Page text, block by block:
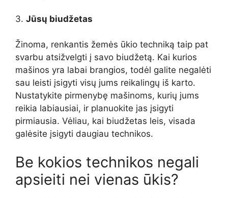
3. Jūsų biudžetas
Žinoma, renkantis žemės ūkio techniką taip pat
svarbu atsižvelgti į savo biudžetą. Kai kurios
mašinos yra labai brangios, todėl galite negalėti
sau leisti įsigyti visų jums reikalingų iš karto.
Nustatykite pirmenybę mašinoms, kurių jums
reikia labiausiai, ir planuokite jas įsigyti
pirmiausia. Vėliau, kai biudžetas leis, visada
galėsite įsigyti daugiau technikos.
Be kokios technikos negali
apsieiti nei vienas ūkis?